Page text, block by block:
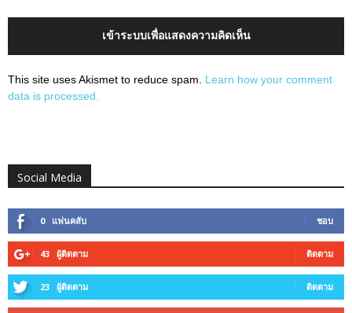
เข้าระบบเพื่อแสดงความคิดเห็น
This site uses Akismet to reduce spam. Learn how your comment
data is processed.
Social Media
0 แฟนคลับ ชอบ
43 ผู้ติดตาม ติดตาม
23 ผู้ติดตาม ติดตาม